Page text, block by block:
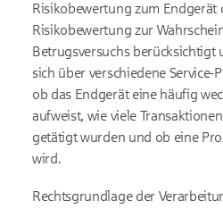
Risikobewertung zum Endgerät
Risikobewertung zur
Betrugsversuchs berücksichtigt
sich über verschiedene Service-
ob das Endgerät eine häufig
aufweist, wie viele
getätigt wurden und ob eine
wird.
Rechtsgrundlage der